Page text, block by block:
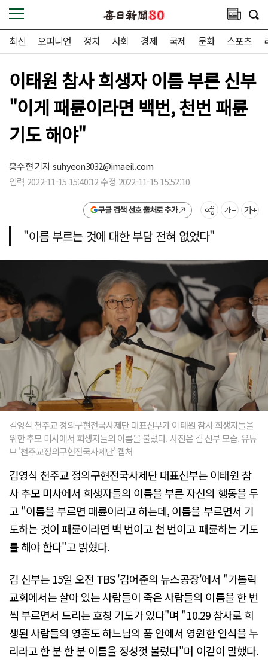
최신 오피니언 정치 사회 경제 국제 문화 스포츠
이태원 참사 희생자 이름 부른 신부
"이게 패륜이라면 백번, 천번 패륜
기도 해야"
홍수현 기자suhyeon3032@imaeil.com
입력 2022-11-15 15:40:12 수정 2022-11-15 15:52:10
구글 검색 선호 출처로 추가
"이름 부르는 것에 대한 부담 전혀 없었다"
김영식 천주교 정의구현전국사제단 대표신부가 이태원 참사 희생자들을
위한 추모 미사에서 희생자들의 이름을 불렀다. 사진은 김 신부 모습. 유튜
브 '천주교정의구현전국사제단' 캡처
김영식 천주교 정의구현전국사제단 대표신부는 이태원 참
사 추모 미사에서 희생자들의 이름을 부른 자신의 행동을 두
고 "이름을 부르면 패륜이라고 하는데, 이름을 부르면서 기
도하는 것이 패륜이라면 백 번이고 천 번이고 패륜하는 기도
를 해야 한다"고 밝혔다.
김 신부는 15일 오전 TBS '김어준의 뉴스공장'에서 "가톨릭
교회에서는 살아 있는 사람들이 죽은 사람들의 이름을 한 번
씩 부르면서 드리는 호칭 기도가 있다"며 "10.29 참사로 희
생된 사람들의 영혼도 하느님의 품 안에서 영원한 안식을 누
리라고 한 분 한 분 이름을 정성껏 불렀다"며 이같이 말했다.